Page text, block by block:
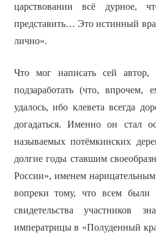
царствовании всё дурное,
представить… Это истинный
лично».
Что мог написать сей автор,
подзаработать (что,
удалось, ибо клевета всегда
догадаться. Именно он стал
называемых потёмкинских
долгие годы ставшим
России», именем
вопреки тому, что всем были
свидетельства участников
императрицы в «Полуденный